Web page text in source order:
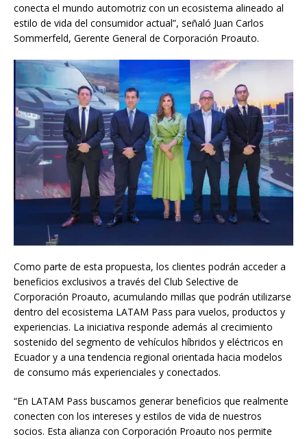
conecta el mundo automotriz con un ecosistema alineado al
estilo de vida del consumidor actual”, señaló Juan Carlos
Sommerfeld, Gerente General de Corporación Proauto.
Como parte de esta propuesta, los clientes podrán acceder a
beneficios exclusivos a través del Club Selective de
Corporación Proauto, acumulando millas que podrán utilizarse
dentro del ecosistema LATAM Pass para vuelos, productos y
experiencias. La iniciativa responde además al crecimiento
sostenido del segmento de vehículos híbridos y eléctricos en
Ecuador y a una tendencia regional orientada hacia modelos
de consumo más experienciales y conectados.
“En LATAM Pass buscamos generar beneficios que realmente
conecten con los intereses y estilos de vida de nuestros
socios. Esta alianza con Corporación Proauto nos permite